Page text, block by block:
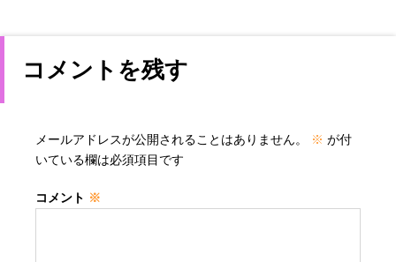
コメントを残す
メールアドレスが公開されることはありません。 ※ が付
いている欄は必須項目です
コメント ※